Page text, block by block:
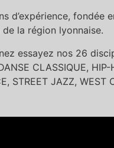
d’expérience,
la région lyonnaise.
nos 26
CLASSIQUE,
STREET JAZZ,